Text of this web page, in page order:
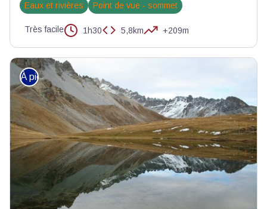
Eaux et rivières Point de vue - sommet
Très facile 1h30 5,8km +209m
À pied